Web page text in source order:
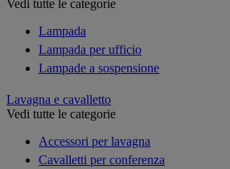
Vedi tutte le categorie
Lampada
Lampada per ufficio
Lampade a sospensione
Lavagna e cavalletto
Vedi tutte le categorie
Accessori per lavagna
Cavalletti per conferenza